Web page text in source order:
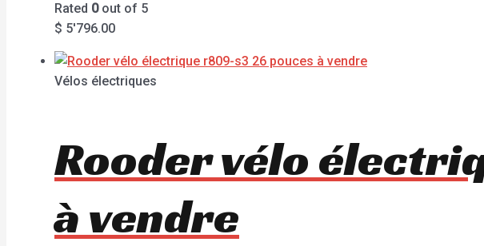
Rated 0out of 5
$ 5'796.00
Vélos électriques
Rooder vélo
à vendre